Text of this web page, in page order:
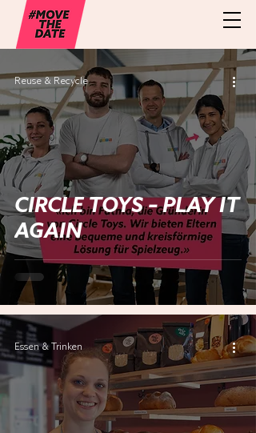
CIRCLE TOYS – PLAY IT
AGAIN
Reuse & Recycle
Essen & Trinken